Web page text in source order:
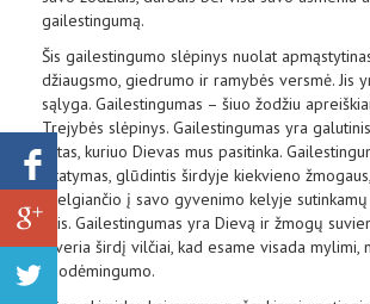
gailestingumą.
Šis gailestingumo slėpinys nuolat
džiaugsmo, giedrumo ir ramybės versmė. Jis
sąlyga. Gailestingumas – šiuo žodžiu
Trejybės slėpinys. Gailestingumas yra
aktas, kuriuo Dievas mus pasitinka.
įstatymas, glūdintis širdyje kiekvieno
žvelgiančio į savo gyvenimo kelyje
akis. Gailestingumas yra Dievą ir žmogų
atveria širdį vilčiai, kad esame visada mylimi,
nuodėmingumo.